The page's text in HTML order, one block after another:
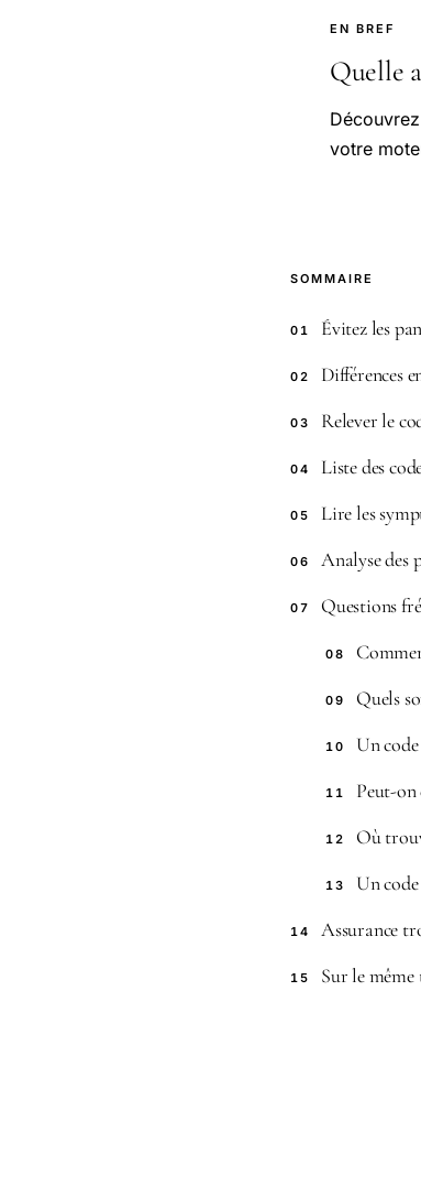
EN BREF
Quelle
votre
SOMMAIRE
01 Évitez les
02 Différences
03 Relever le
04 Liste des
05 Lire les
06 Analyse des
07 Questions
08
09 Quels
10 Un
11 Peut-on
12 Où
13 Un
14 Assurance
15 Sur le même